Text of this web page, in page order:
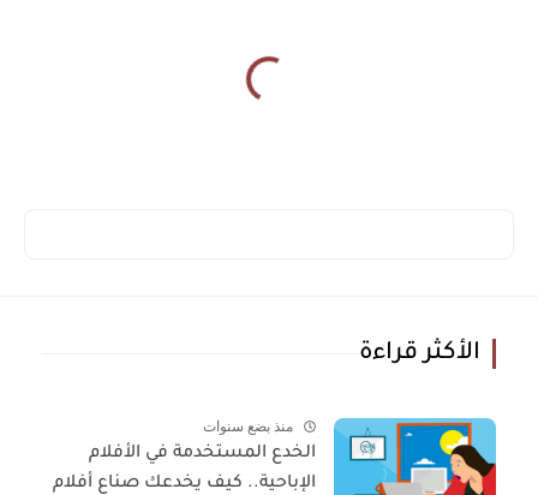
الأكثر قراءة
منذ بضع سنوات
الخدع المستخدمة في الأفلام
الإباحية.. كيف يخدعك صناع أفلام